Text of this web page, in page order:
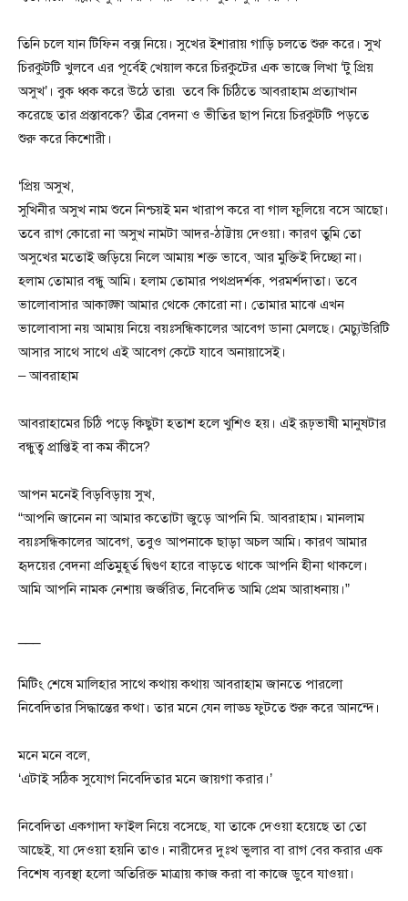
তিনি চলে যান টিফিন বক্স নিয়ে। সুখের ইশারায় গাড়ি চলতে শুরু করে। সুখ
চিরকুটটি খুলবে এর পূর্বেই খেয়াল করে চিরকুটের এক ভাজে লিখা ‘টু প্রিয়
অসুখ’। বুক ধ্বক করে উঠে তার৷ তবে কি চিঠিতে আবরাহাম প্রত্যাখান
করেছে তার প্রস্তাবকে? তীব্র বেদনা ও ভীতির ছাপ নিয়ে চিরকুটটি পড়তে
শুরু করে কিশোরী।
‘প্রিয় অসুখ,
সুখিনীর অসুখ নাম শুনে নিশ্চয়ই মন খারাপ করে বা গাল ফুলিয়ে বসে আছো।
তবে রাগ কোরো না অসুখ নামটা আদর-ঠাট্টায় দেওয়া। কারণ তুমি তো
অসুখের মতোই জড়িয়ে নিলে আমায় শক্ত ভাবে, আর মুক্তিই দিচ্ছো না।
হলাম তোমার বন্ধু আমি। হলাম তোমার পথপ্রদর্শক, পরমর্শদাতা। তবে
ভালোবাসার আকাঙ্ক্ষা আমার থেকে কোরো না। তোমার মাঝে এখন
ভালোবাসা নয় আমায় নিয়ে বয়ঃসন্ধিকালের আবেগ ডানা মেলছে। মেচ্যুউরিটি
আসার সাথে সাথে এই আবেগ কেটে যাবে অনায়াসেই।
– আবরাহাম
আবরাহামের চিঠি পড়ে কিছুটা হতাশ হলে খুশিও হয়। এই রূঢ়ভাষী মানুষটার
বন্ধুত্ব প্রাপ্তিই বা কম কীসে?
আপন মনেই বিড়বিড়ায় সুখ,
“আপনি জানেন না আমার কতোটা জুড়ে আপনি মি. আবরাহাম। মানলাম
বয়ঃসন্ধিকালের আবেগ, তবুও আপনাকে ছাড়া অচল আমি। কারণ আমার
হৃদয়ের বেদনা প্রতিমুহূর্ত দ্বিগুণ হারে বাড়তে থাকে আপনি হীনা থাকলে।
আমি আপনি নামক নেশায় জর্জরিত, নিবেদিত আমি প্রেম আরাধনায়।”
মিটিং শেষে মালিহার সাথে কথায় কথায় আবরাহাম জানতে পারলো
নিবেদিতার সিদ্ধান্তের কথা। তার মনে যেন লাড্ড ফুটতে শুরু করে আনন্দে।
মনে মনে বলে,
‘এটাই সঠিক সুযোগ নিবেদিতার মনে জায়গা করার।’
নিবেদিতা একগাদা ফাইল নিয়ে বসেছে, যা তাকে দেওয়া হয়েছে তা তো
আছেই, যা দেওয়া হয়নি তাও। নারীদের দুঃখ ভুলার বা রাগ বের করার এক
বিশেষ ব্যবস্থা হলো অতিরিক্ত মাত্রায় কাজ করা বা কাজে ডুবে যাওয়া।